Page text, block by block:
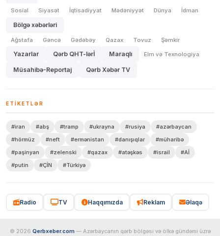
Sosial Siyasət İqtisadiyyat Mədəniyyət Dünya İdman
Bölgə xəbərləri
Ağstafa Gəncə Gədəbəy Qazax Tovuz Şəmkir
Yazarlar Qərb QHT-lərİ Maraqlı Elm və Texnologiya
Müsahibə-Reportaj Qərb Xəbər TV
ETIKETLƏR
#iran #abş #tramp #ukrayna #rusiya
#azərbaycan
#hörmüz
#neft #ermənistan #danışıqlar
#müharibə
#paşinyan
#zelenski #qazax #atəşkəs #israil
#Aİ
#putin
#ÇİN #Türkiyə
Radio TV Haqqımızda Reklam Əlaqə
© 2026 Qerbxeber.com — Azərbaycanın qərb bölgəsi və ölkə gündəmi üzrə